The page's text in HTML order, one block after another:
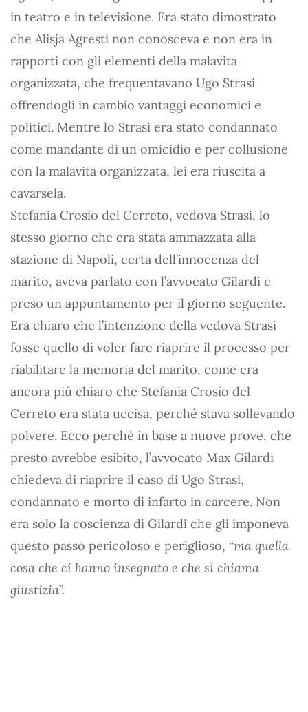
in teatro e in televisione. Era stato dimostrato
che Alisja Agresti non conosceva e non era in
rapporti con gli elementi della malavita
organizza­ta, che frequentavano Ugo Strasi
offrendogli in cambio vantaggi economici e
politici. Mentre lo Strasi era sta­to condannato
come mandante di un omicidio e per collusione
con la malavita organizzata, lei era riuscita a
cavarsela.
Stefania Crosio del Cerreto, vedova Strasi, lo
stesso giorno che era stata ammazzata alla
stazione di Napoli, certa dell’innocenza del
marito, aveva parlato con l’avvocato Gilardi e
preso un appuntamento per il giorno seguente.
Era chiaro che l’intenzione della vedova Strasi
fosse quello di voler fare riaprire il processo per
riabilitare la memoria del marito, come era
ancora più chiaro che Stefania Crosio del
Cerreto era stata uccisa, perché stava sollevando
polvere. Ecco perché in base a nuove prove, che
presto avrebbe esibito, l’avvocato Max Gilardi
chiedeva di riaprire il caso di Ugo Strasi,
condannato e morto di infarto in carcere. Non
era solo la coscienza di Gilardi che gli imponeva
questo passo pericoloso e periglioso, “ma quella
cosa che ci hanno insegnato e che si chia­ma
giustizia”.